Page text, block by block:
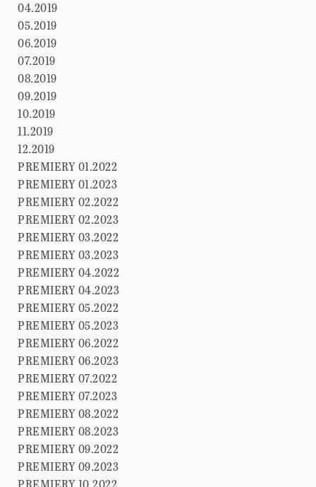
04.2019
05.2019
06.2019
07.2019
08.2019
09.2019
10.2019
11.2019
12.2019
PREMIERY 01.2022
PREMIERY 01.2023
PREMIERY 02.2022
PREMIERY 02.2023
PREMIERY 03.2022
PREMIERY 03.2023
PREMIERY 04.2022
PREMIERY 04.2023
PREMIERY 05.2022
PREMIERY 05.2023
PREMIERY 06.2022
PREMIERY 06.2023
PREMIERY 07.2022
PREMIERY 07.2023
PREMIERY 08.2022
PREMIERY 08.2023
PREMIERY 09.2022
PREMIERY 09.2023